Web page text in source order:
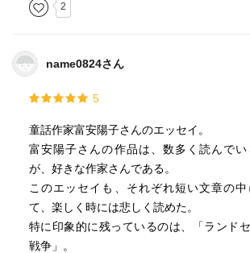
2
name0824さん
5
童話作家富安陽子さんのエッセイ。
富安陽子さんの作品は、数多く読んで
が、好きな作家さんである。
このエッセイも、それぞれ短い文章の
て、楽しく時には悲しく読めた。
特に印象的に残っているのは、「ランド
戦争」。